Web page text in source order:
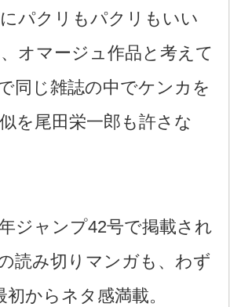
パクリもパクリもいい
オマージュ作品と考えて
同じ雑誌の中でケンカを
を尾田栄一郎も許さな
ジャンプ42号で掲載され
読み切りマンガも、わず
からネタ感満載。